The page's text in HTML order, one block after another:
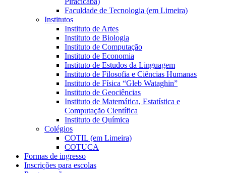
Faculdade de Tecnologia (em Limeira)
Institutos
Instituto de Artes
Instituto de Biologia
Instituto de Computação
Instituto de Economia
Instituto de Estudos da Linguagem
Instituto de Filosofia e Ciências Humanas
Instituto de Física “Gleb Wataghin”
Instituto de Geociências
Instituto de Matemática, Estatística e
Computação Científica
Instituto de Química
Colégios
COTIL (em Limeira)
COTUCA
Formas de ingresso
Inscrições para escolas